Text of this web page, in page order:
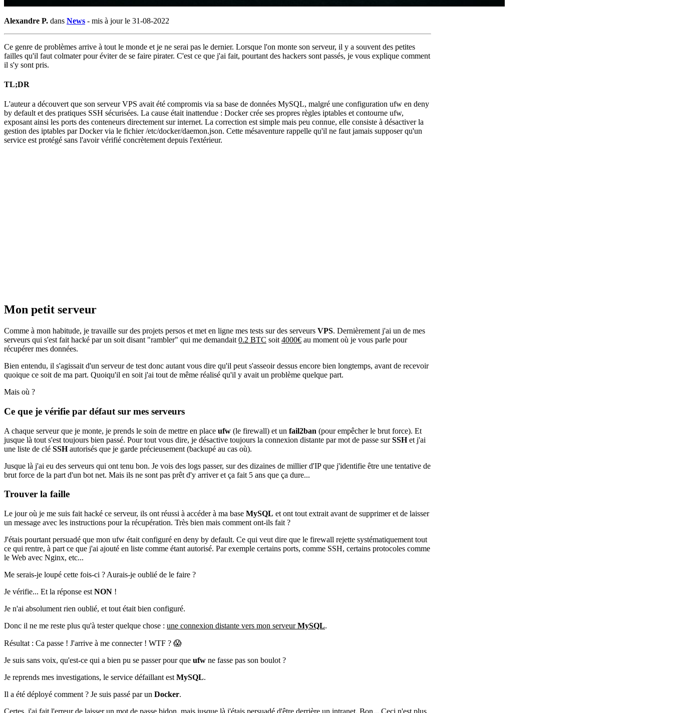
Alexandre P. dans News - mis à jour le 31-08-2022
Ce genre de problèmes arrive à tout le monde et je ne serai pas le dernier. Lorsque l'on monte son serveur, il y a souvent des petites
failles qu'il faut colmater pour éviter de se faire pirater. C'est ce que j'ai fait, pourtant des hackers sont passés, je vous explique comment
il s'y sont pris.
TL;DR
L'auteur a découvert que son serveur VPS avait été compromis via sa base de données MySQL, malgré une configuration ufw en deny
by default et des pratiques SSH sécurisées. La cause était inattendue : Docker crée ses propres règles iptables et contourne ufw,
exposant ainsi les ports des conteneurs directement sur internet. La correction est simple mais peu connue, elle consiste à désactiver la
gestion des iptables par Docker via le fichier /etc/docker/daemon.json. Cette mésaventure rappelle qu'il ne faut jamais supposer qu'un
service est protégé sans l'avoir vérifié concrètement depuis l'extérieur.
Mon petit serveur
Comme à mon habitude, je travaille sur des projets persos et met en ligne mes tests sur des serveurs VPS. Dernièrement j'ai un de mes
serveurs qui s'est fait hacké par un soit disant "rambler" qui me demandait 0.2 BTC soit 4000€ au moment où je vous parle pour
récupérer mes données.
Bien entendu, il s'agissait d'un serveur de test donc autant vous dire qu'il peut s'asseoir dessus encore bien longtemps, avant de recevoir
quoique ce soit de ma part. Quoiqu'il en soit j'ai tout de même réalisé qu'il y avait un problème quelque part.
Mais où ?
Ce que je vérifie par défaut sur mes serveurs
A chaque serveur que je monte, je prends le soin de mettre en place ufw (le firewall) et un fail2ban (pour empêcher le brut force). Et
jusque là tout s'est toujours bien passé. Pour tout vous dire, je désactive toujours la connexion distante par mot de passe surSSHet j'ai
une liste de clé SSHautorisés que je garde précieusement (backupé au cas où).
Jusque là j'ai eu des serveurs qui ont tenu bon. Je vois des logs passer, sur des dizaines de millier d'IP que j'identifie être une tentative de
brut force de la part d'un bot net. Mais ils ne sont pas prêt d'y arriver et ça fait 5 ans que ça dure...
Trouver la faille
Le jour où je me suis fait hacké ce serveur, ils ont réussi à accéder à ma base MySQL et ont tout extrait avant de supprimer et de laisser
un message avec les instructions pour la récupération. Très bien mais comment ont-ils fait ?
J'étais pourtant persuadé que mon ufw était configuré en deny by default. Ce qui veut dire que le firewall rejette systématiquement tout
ce qui rentre, à part ce que j'ai ajouté en liste comme étant autorisé. Par exemple certains ports, comme SSH, certains protocoles comme
le Web avec Nginx, etc...
Me serais-je loupé cette fois-ci ? Aurais-je oublié de le faire ?
Je vérifie... Et la réponse est NON !
Je n'ai absolument rien oublié, et tout était bien configuré.
Donc il ne me reste plus qu'à tester quelque chose : une connexion distante vers mon serveurMySQL.
Résultat : Ca passe ! J'arrive à me connecter ! WTF ? 😱
Je suis sans voix, qu'est-ce qui a bien pu se passer pour que ufw ne fasse pas son boulot ?
Je reprends mes investigations, le service défaillant est MySQL.
Il a été déployé comment ? Je suis passé par un Docker.
Certes, j'ai fait l'erreur de laisser un mot de passe bidon, mais jusque là j'étais persuadé d'être derrière un intranet. Bon... Ceci n'est plus